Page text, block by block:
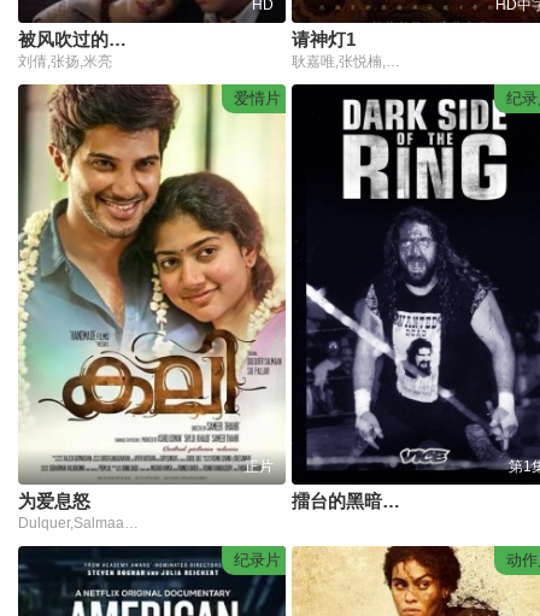
HD
被风吹过的夏天2008
刘倩,张扬,米亮
HD中
请神灯1
爱情片
正片
为爱息怒
Dulquer,Salmaan,Sai,Pallavi
纪
第1
擂台的黑暗面第六季
纪录片 动